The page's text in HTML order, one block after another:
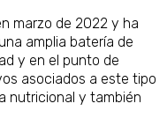
marzo de 2022 y ha
amplia batería de
y en el punto de
asociados a este tipo
nutricional y también